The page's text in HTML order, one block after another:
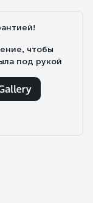
чтобы
под рукой